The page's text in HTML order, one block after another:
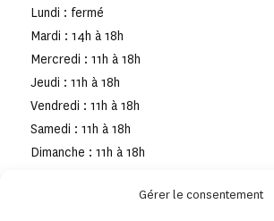
Gérer le consentement
Lundi : fermé
Mardi : 14h à 18h
Mercredi : 11h à 18h
Jeudi : 11h à 18h
Vendredi : 11h à 18h
Samedi : 11h à 18h
Dimanche : 11h à 18h